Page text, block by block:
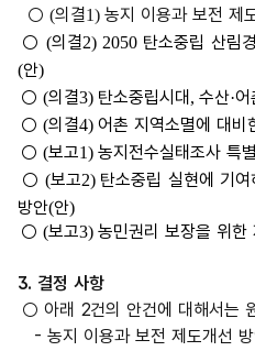
○ (의결1) 농지 이용과 보전 제
○ (의결2) 2050 탄소중립 산림
(안)
○ (의결3) 탄소중립시대, 수산·어
○ (의결4) 어촌 지역소멸에 대비
○ (보고1) 농지전수실태조사 특
○ (보고2) 탄소중립 실현에 기
방안(안)
○ (보고3) 농민권리 보장을 위한
3. 결정 사항
○ 아래 2건의 안건에 대해서는
- 농지 이용과 보전 제도개선 방